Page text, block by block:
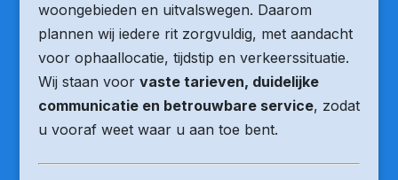
woongebieden en uitvalswegen. Daarom
plannen wij iedere rit zorgvuldig, met aandacht
voor ophaallocatie, tijdstip en verkeerssituatie.
Wij staan voor vaste tarieven, duidelijke
communicatie en betrouwbare service, zodat
u vooraf weet waar u aan toe bent.